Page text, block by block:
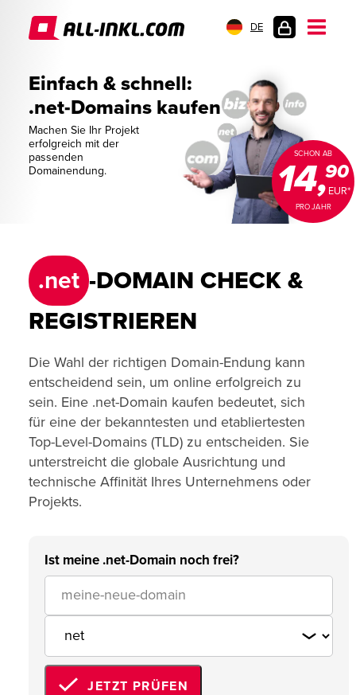
DE
Einfach & schnell:
.net-Domains kaufen
Machen Sie Ihr Projekt
erfolgreich mit der
passenden
Domainendung.
SCHON AB
14,EUR*
90
PRO JAHR
.net -DOMAIN CHECK &
REGISTRIEREN
Die Wahl der richtigen Domain-Endung kann
entscheidend sein, um online erfolgreich zu
sein. Eine .net-Domain kaufen bedeutet, sich
für eine der bekanntesten und etabliertesten
Top-Level-Domains (TLD) zu entscheiden. Sie
unterstreicht die globale Ausrichtung und
technische Affinität Ihres Unternehmens oder
Projekts.
Ist meine .net-Domain noch frei?
JETZT PRÜFEN